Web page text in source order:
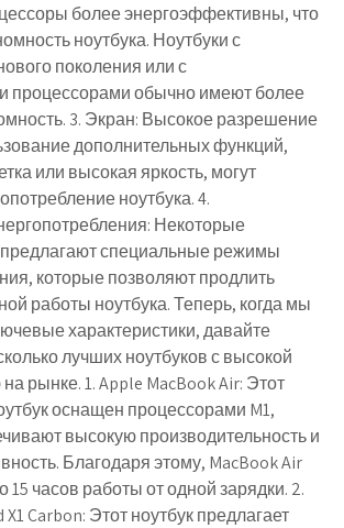
более энергоэффективны, что
ноутбука. Ноутбуки с
поколения или с
процессорами обычно имеют более
3. Экран: Высокое разрешение
дополнительных функций,
или высокая яркость, могут
ноутбука. 4.
Некоторые
специальные режимы
которые позволяют продлить
работы ноутбука. Теперь, когда мы
характеристики, давайте
лучших ноутбуков с высокой
рынке. 1. Apple MacBook Air: Этот
оснащен процессорами M1,
высокую производительность и
Благодаря этому, MacBook Air
15 часов работы от одной зарядки. 2.
Carbon: Этот ноутбук предлагает